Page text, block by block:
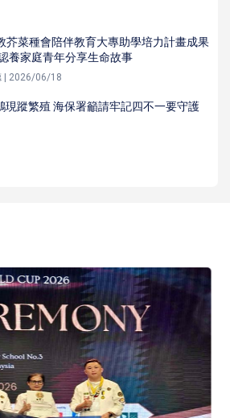
芥菜種會陪伴教育大專助學培力計畫成果
養家庭青年分享生命故事
| 2026/06/18
現蹤繁殖 海保署籲請牢記四不一要守護